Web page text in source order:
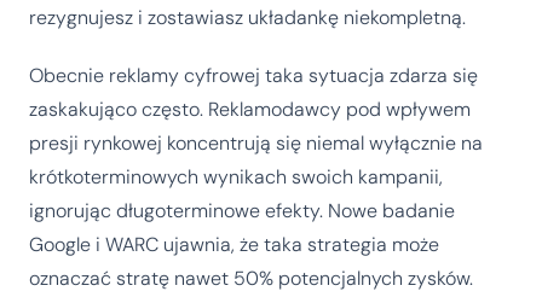
rezygnujesz i zostawiasz układankę niekompletną.
Obecnie reklamy cyfrowej taka sytuacja zdarza się
zaskakująco często. Reklamodawcy pod wpływem
presji rynkowej koncentrują się niemal wyłącznie na
krótkoterminowych wynikach swoich kampanii,
ignorując długoterminowe efekty. Nowe badanie
Google i WARC ujawnia, że taka strategia może
oznaczać stratę nawet 50% potencjalnych zysków.